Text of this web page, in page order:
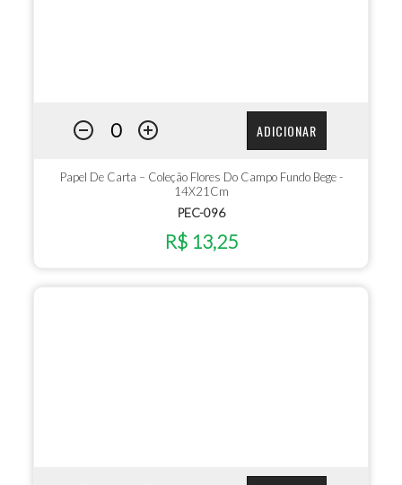
ADICIONAR
Papel De Carta – Coleção Flores Do Campo Fundo Bege -
14X21Cm
PEC-096
R$ 13,25